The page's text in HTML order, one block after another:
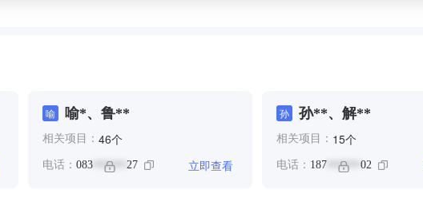
喻 喻*、鲁**
相关项目： 46个
电话： 083****** 27 立即查看
孙 孙**、解**
相关项目： 15个
电话： 187 ****** 02